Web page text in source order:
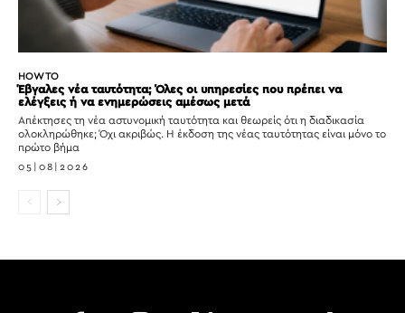
HOW TO
Έβγαλες νέα ταυτότητα; Όλες οι υπηρεσίες που πρέπει να
ελέγξεις ή να ενημερώσεις αμέσως μετά
Απέκτησες τη νέα αστυνομική ταυτότητα και θεωρείς ότι η διαδικασία
ολοκληρώθηκε; Όχι ακριβώς. Η έκδοση της νέας ταυτότητας είναι μόνο το
πρώτο βήμα
05|08|2026